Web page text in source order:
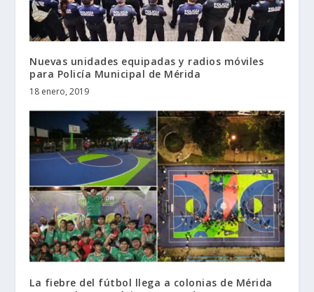
Nuevas unidades equipadas y radios móviles
para Policía Municipal de Mérida
18 enero, 2019
La fiebre del fútbol llega a colonias de Mérida